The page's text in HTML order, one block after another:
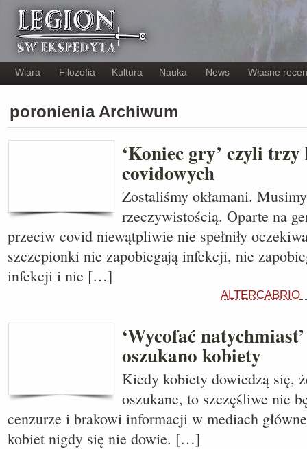
Wiara Filozofia Kultura Nauka News Własne
poronienia Archiwum
‘Koniec gry’ czyli
covidowych
Zostaliśmy okłamani.
rzeczywistością. Oparte na
przeciw covid niewątpliwie nie spełniły
szczepionki nie zapobiegają infekcji, nie
infekcji i nie […]
ALTERCABRIO
‘Wycofać
oszukano kobiety
Kiedy kobiety dowiedzą się,
oszukane, to szczęśliwe nie
cenzurze i brakowi informacji w mediach
kobiet nigdy się nie dowie. […]